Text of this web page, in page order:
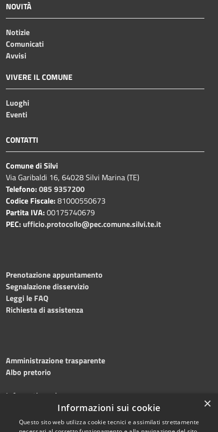
NOVITÀ
Notizie
Comunicati
Avvisi
VIVERE IL COMUNE
Luoghi
Eventi
CONTATTI
Comune di Silvi
Via Garibaldi 16, 64028 Silvi Marina (TE)
Telefono:085 9357200
Codice Fiscale:81000550673
Partita IVA:00175740679
PEC: ufficio.protocollo@pec.comune.silvi.te.it
Prenotazione appuntamento
Segnalazione disservizio
Leggi le FAQ
Richiesta di assistenza
Amministrazione trasparente
Albo pretorio
Informativa privacy
Dichiarazione di accessibilità
×
Informazioni sui cookie
Questo sito web utilizza cookie tecnici e assimilati strettamente